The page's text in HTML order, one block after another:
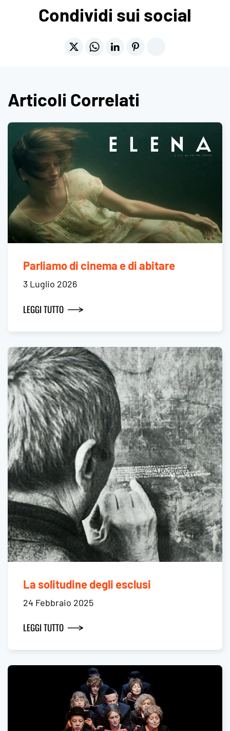
Condividi sui social
Articoli Correlati
Parliamo di cinema e di abitare
3 Luglio 2026
LEGGI TUTTO
La solitudine degli esclusi
24 Febbraio 2025
LEGGI TUTTO